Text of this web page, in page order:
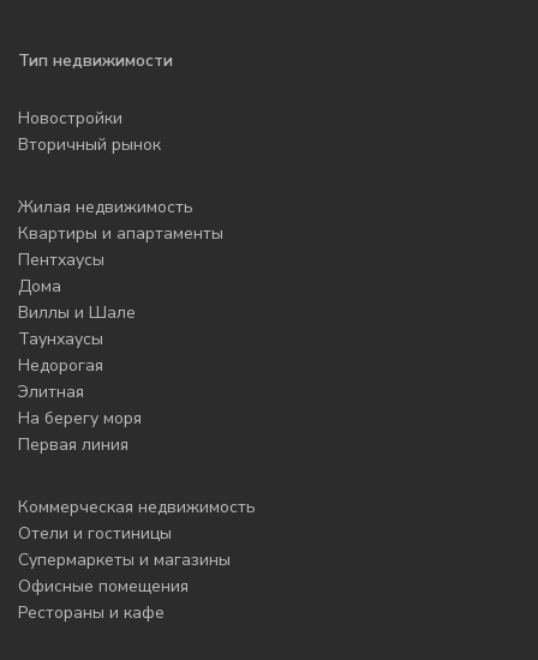
Тип недвижимости
Новостройки
Вторичный рынок
Жилая недвижимость
Квартиры и апартаменты
Пентхаусы
Дома
Виллы и Шале
Таунхаусы
Недорогая
Элитная
На берегу моря
Первая линия
Коммерческая недвижимость
Отели и гостиницы
Супермаркеты и магазины
Офисные помещения
Рестораны и кафе